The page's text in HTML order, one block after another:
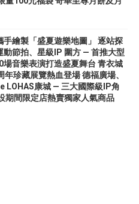
手繪製「盛夏遊樂地圖」 逐站探
動節拍、星級IP 圍方 — 首推大型
場音樂表演打造盛夏舞台 青衣城
珍藏展覽熱血登場 德福廣場、
LOHAS康城 — 三大國際級IP角
期間限定店熱賣獨家人氣商品